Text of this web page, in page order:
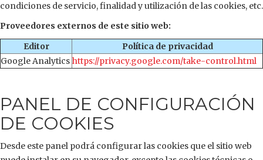
condiciones de servicio, finalidad y utilización de las cookies, etc.
Proveedores externos de este sitio web:
Editor
Política de privacidad
Google Analytics https://privacy.google.com/take-control.html
PANEL DE CONFIGURACIÓN
DE COOKIES
Desde este panel podrá configurar las cookies que el sitio web